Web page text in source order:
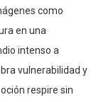
como
en una
intenso a
vulnerabilidad y
respire sin